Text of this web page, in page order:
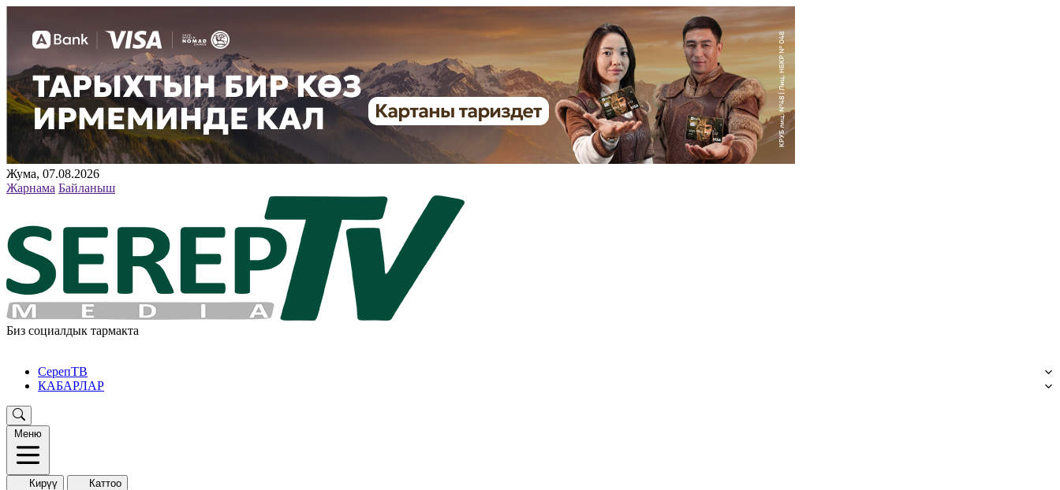
Жума, 07.08.2026
Жарнама Байланыш
Биз социалдык тармакта
СерепТВ
КАБАРЛАР
Меню
Кирүү Каттоо